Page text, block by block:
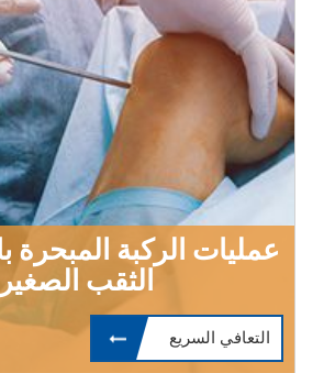
عمليات الركبة المبحرة
الثقب الصغير
التعافي السريع